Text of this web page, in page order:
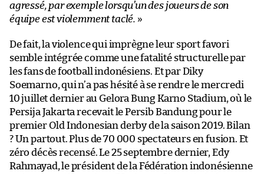
agressé, par exemple lorsqu’un des joueurs de son
équipe est violemment taclé. »
De fait, la violence qui imprègne leur sport favori
semble intégrée comme une fatalité structurelle par
les fans de football indonésiens. Et par Diky
Soemarno, qui n’a pas hésité à se rendre le mercredi
10 juillet dernier au Gelora Bung Karno Stadium, où le
Persija Jakarta recevait le Persib Bandung pour le
premier Old Indonesian derby de la saison 2019. Bilan
? Un partout. Plus de 70 000 spectateurs en fusion. Et
zéro décès recensé. Le 25 septembre dernier, Edy
Rahmayad, le président de la Fédération indonésienne